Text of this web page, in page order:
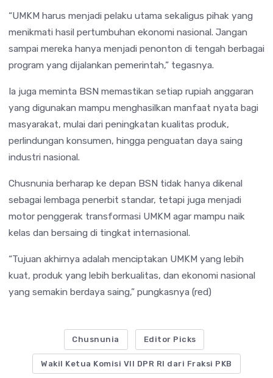
“UMKM harus menjadi pelaku utama sekaligus pihak yang
menikmati hasil pertumbuhan ekonomi nasional. Jangan
sampai mereka hanya menjadi penonton di tengah berbagai
program yang dijalankan pemerintah,” tegasnya.
Ia juga meminta BSN memastikan setiap rupiah anggaran
yang digunakan mampu menghasilkan manfaat nyata bagi
masyarakat, mulai dari peningkatan kualitas produk,
perlindungan konsumen, hingga penguatan daya saing
industri nasional.
Chusnunia berharap ke depan BSN tidak hanya dikenal
sebagai lembaga penerbit standar, tetapi juga menjadi
motor penggerak transformasi UMKM agar mampu naik
kelas dan bersaing di tingkat internasional.
“Tujuan akhirnya adalah menciptakan UMKM yang lebih
kuat, produk yang lebih berkualitas, dan ekonomi nasional
yang semakin berdaya saing,” pungkasnya (red)
Chusnunia Editor Picks
Wakil Ketua Komisi VII DPR RI dari Fraksi PKB